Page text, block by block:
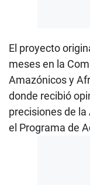
El proyecto
meses en la
Amazónicos y
donde recibió
precisiones de
el Programa de